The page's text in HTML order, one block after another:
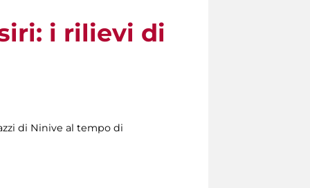
i rilievi di
di Ninive al tempo di